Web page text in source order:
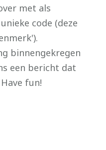
met als
code (deze
binnengekregen
een bericht dat
fun!